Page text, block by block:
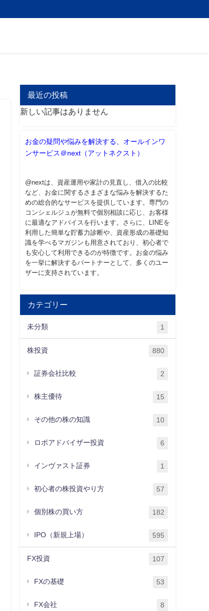
最近の投稿
新しい記事はありません
お金の疑問や悩みを解決する、オールインワ
ンサービス＠next（アットネクスト）
@nextは、資産運用や家計の見直し、借入の比較
など、お金に関するさまざまな悩みを解決するた
めの総合的なサービスを提供しています。専門の
コンシェルジュが無料で個別相談に応じ、お客様
に最適なアドバイスを行います。さらに、LINEを
利用した簡単な貯蓄力診断や、資産形成の基礎知
識を学べるマガジンも用意されており、初心者で
も安心して利用できるのが特徴です。お金の悩み
を一挙に解決するパートナーとして、多くのユー
ザーに支持されています。
カテゴリー
未分類 1
株投資 880
証券会社比較 2
株主優待 15
その他の株の知識 10
ロボアドバイザー投資 6
インヴァスト証券 1
初心者の株投資やり方 57
個別株の買い方 182
IPO（新規上場） 595
FX投資 107
FXの基礎 53
FX会社 8